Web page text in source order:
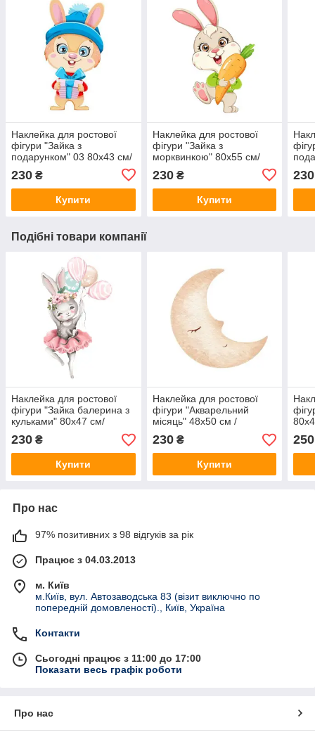
Наклейка для ростової
фігури "Зайка з
подарунком" 03 80х43 см/
інтер'єрна наклейка (без
обрізу)
230 ₴
Купити
Наклейка для ростової
фігури "Зайка з
морквинкою" 80х55 см/
інтер'єрна наклейка (без
обрізу)
230₴
Купити
230
Подібні товари компанії
Наклейка для ростової
фігури "Зайка балерина з
кульками" 80х47 см/
інтер'єрна наклейка (без
обрізу)
230 ₴
Купити
Наклейка для ростової
фігури "Акварельний
місяць" 48х50 см /
інтер'єрна наклейка (без
обрізу по контуру)
230₴
Купити
250
Про нас
97% позитивних з 98 відгуків за рік
Працює з 04.03.2013
м. Київ
м.Київ, вул. Автозаводська 83 (візит виключно по
попередній домовленості)., Київ, Україна
Контакти
Сьогодні працює з 11:00 до 17:00
Показати весь графік роботи
Про нас